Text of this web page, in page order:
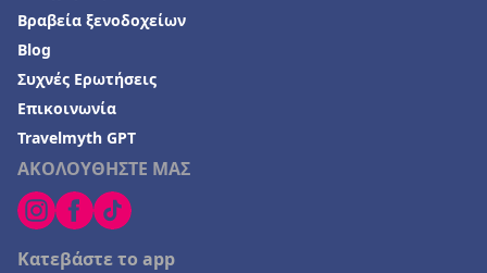
ΑΚΟΛΟΥΘΗΣΤΕ ΜΑΣ
Κατεβάστε το app
Βραβεία ξενοδοχείων
Blog
Συχνές Ερωτήσεις
Επικοινωνία
Travelmyth GPT